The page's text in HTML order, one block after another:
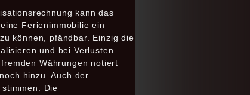
kann das
Ferienimmobilie ein
können, pfändbar. Einzig die
und bei Verlusten
Währungen notiert
hinzu. Auch der
Die